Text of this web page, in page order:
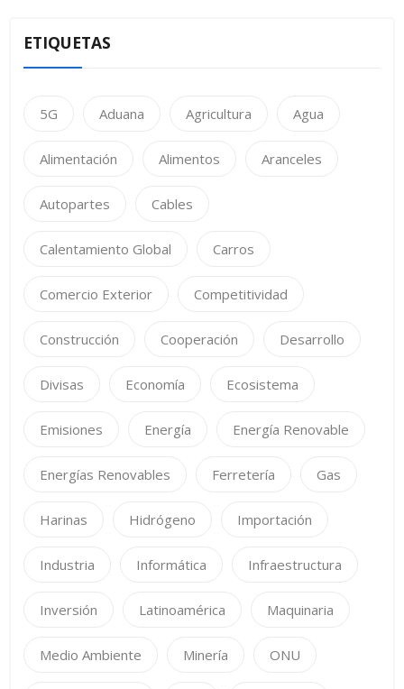
ETIQUETAS
5G Aduana Agricultura Agua
Alimentación Alimentos Aranceles
Autopartes Cables
Calentamiento Global Carros
Comercio Exterior Competitividad
Construcción Cooperación Desarrollo
Divisas Economía Ecosistema
Emisiones Energía Energía Renovable
Energías Renovables Ferretería Gas
Harinas Hidrógeno Importación
Industria Informática Infraestructura
Inversión Latinoamérica Maquinaria
Medio Ambiente Minería ONU